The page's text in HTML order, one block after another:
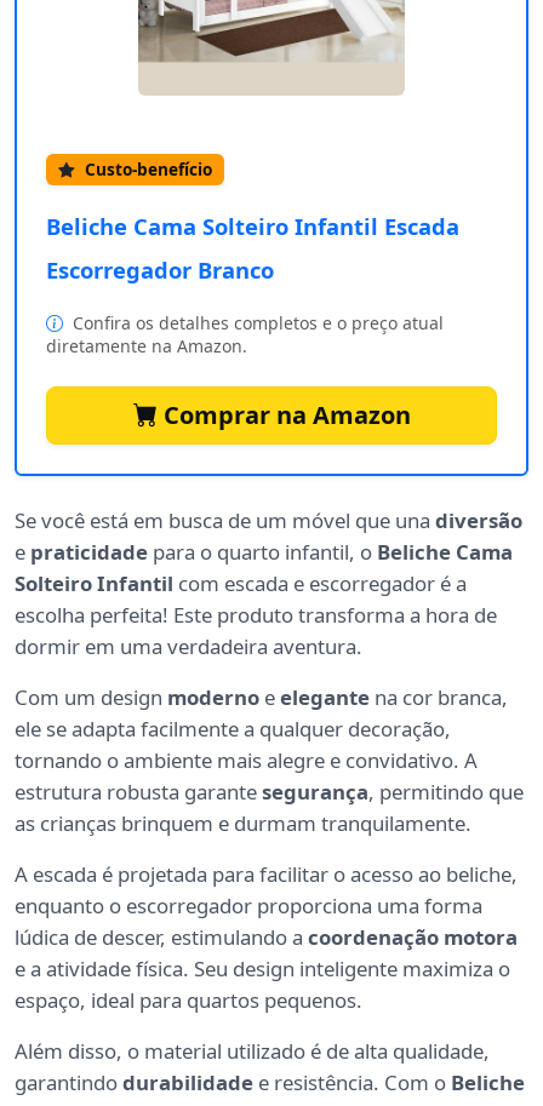
Custo-benefício
Beliche Cama Solteiro Infantil Escada
Escorregador Branco
Confira os detalhes completos e o preço atual
diretamente na Amazon.
Comprar na Amazon
Se você está em busca de um móvel que una diversão
e praticidade para o quarto infantil, o Beliche Cama
Solteiro Infantil com escada e escorregador é a
escolha perfeita! Este produto transforma a hora de
dormir em uma verdadeira aventura.
Com um design moderno eelegante na cor branca,
ele se adapta facilmente a qualquer decoração,
tornando o ambiente mais alegre e convidativo. A
estrutura robusta garantesegurança, permitindo que
as crianças brinquem e durmam tranquilamente.
A escada é projetada para facilitar o acesso ao beliche,
enquanto o escorregador proporciona uma forma
lúdica de descer, estimulando a coordenação motora
e a atividade física. Seu design inteligente maximiza o
espaço, ideal para quartos pequenos.
Além disso, o material utilizado é de alta qualidade,
garantindodurabilidade e resistência. Com o Beliche